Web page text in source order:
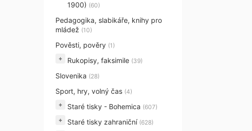
1900) (60)
Pedagogika, slabikáře, knihy pro
mládež (10)
Pověsti, pověry (1)
+
Rukopisy, faksimile (39)
Slovenika (28)
Sport, hry, volný čas (4)
+
Staré tisky - Bohemica (607)
+
Staré tisky zahraniční (628)